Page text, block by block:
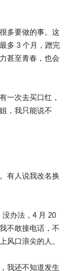
多要做的事。这
多 3 个月，蹭完
甚至青春，也会
一次去买口红，
，我只能说不
有人说我改名换
办法，4 月 20
不敢接电话，不
风口浪尖的人。
我还不知道发生